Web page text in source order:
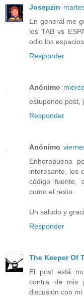
Josepzin
En general me
los TAB vs
odio los
Responder
Anónimo
estupendo post,
Responder
Anónimo
Enhorabuena
interesante, los
código fuente,
como el resto.
Un saludo y
Responder
The Keeper Of
El post está
contra de mis
discusión con